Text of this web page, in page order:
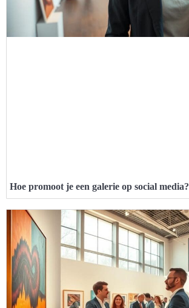
Hoe promoot je een galerie op social media?